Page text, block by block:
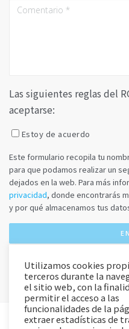
Las siguientes reglas del
aceptarse:
Estoy de acuerdo
Este formulario recopila tu
para que podamos realizar un
dejados en la web. Para más
privacidad, donde encontrarás
y por qué almacenamos tus
Utilizamos cookies
terceros durante la
el sitio web, con la
permitir el acceso a las
funcionalidades de la
extraer estadísticas de